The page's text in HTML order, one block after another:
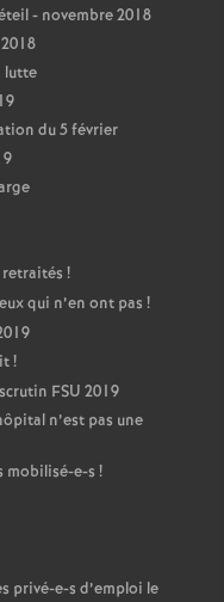
- novembre 2018
lutte
du 5 février
retraités !
qui n’en ont pas !
!
FSU 2019
n’est pas une
mobilisé-e-s !
privé-e-s d’emploi le